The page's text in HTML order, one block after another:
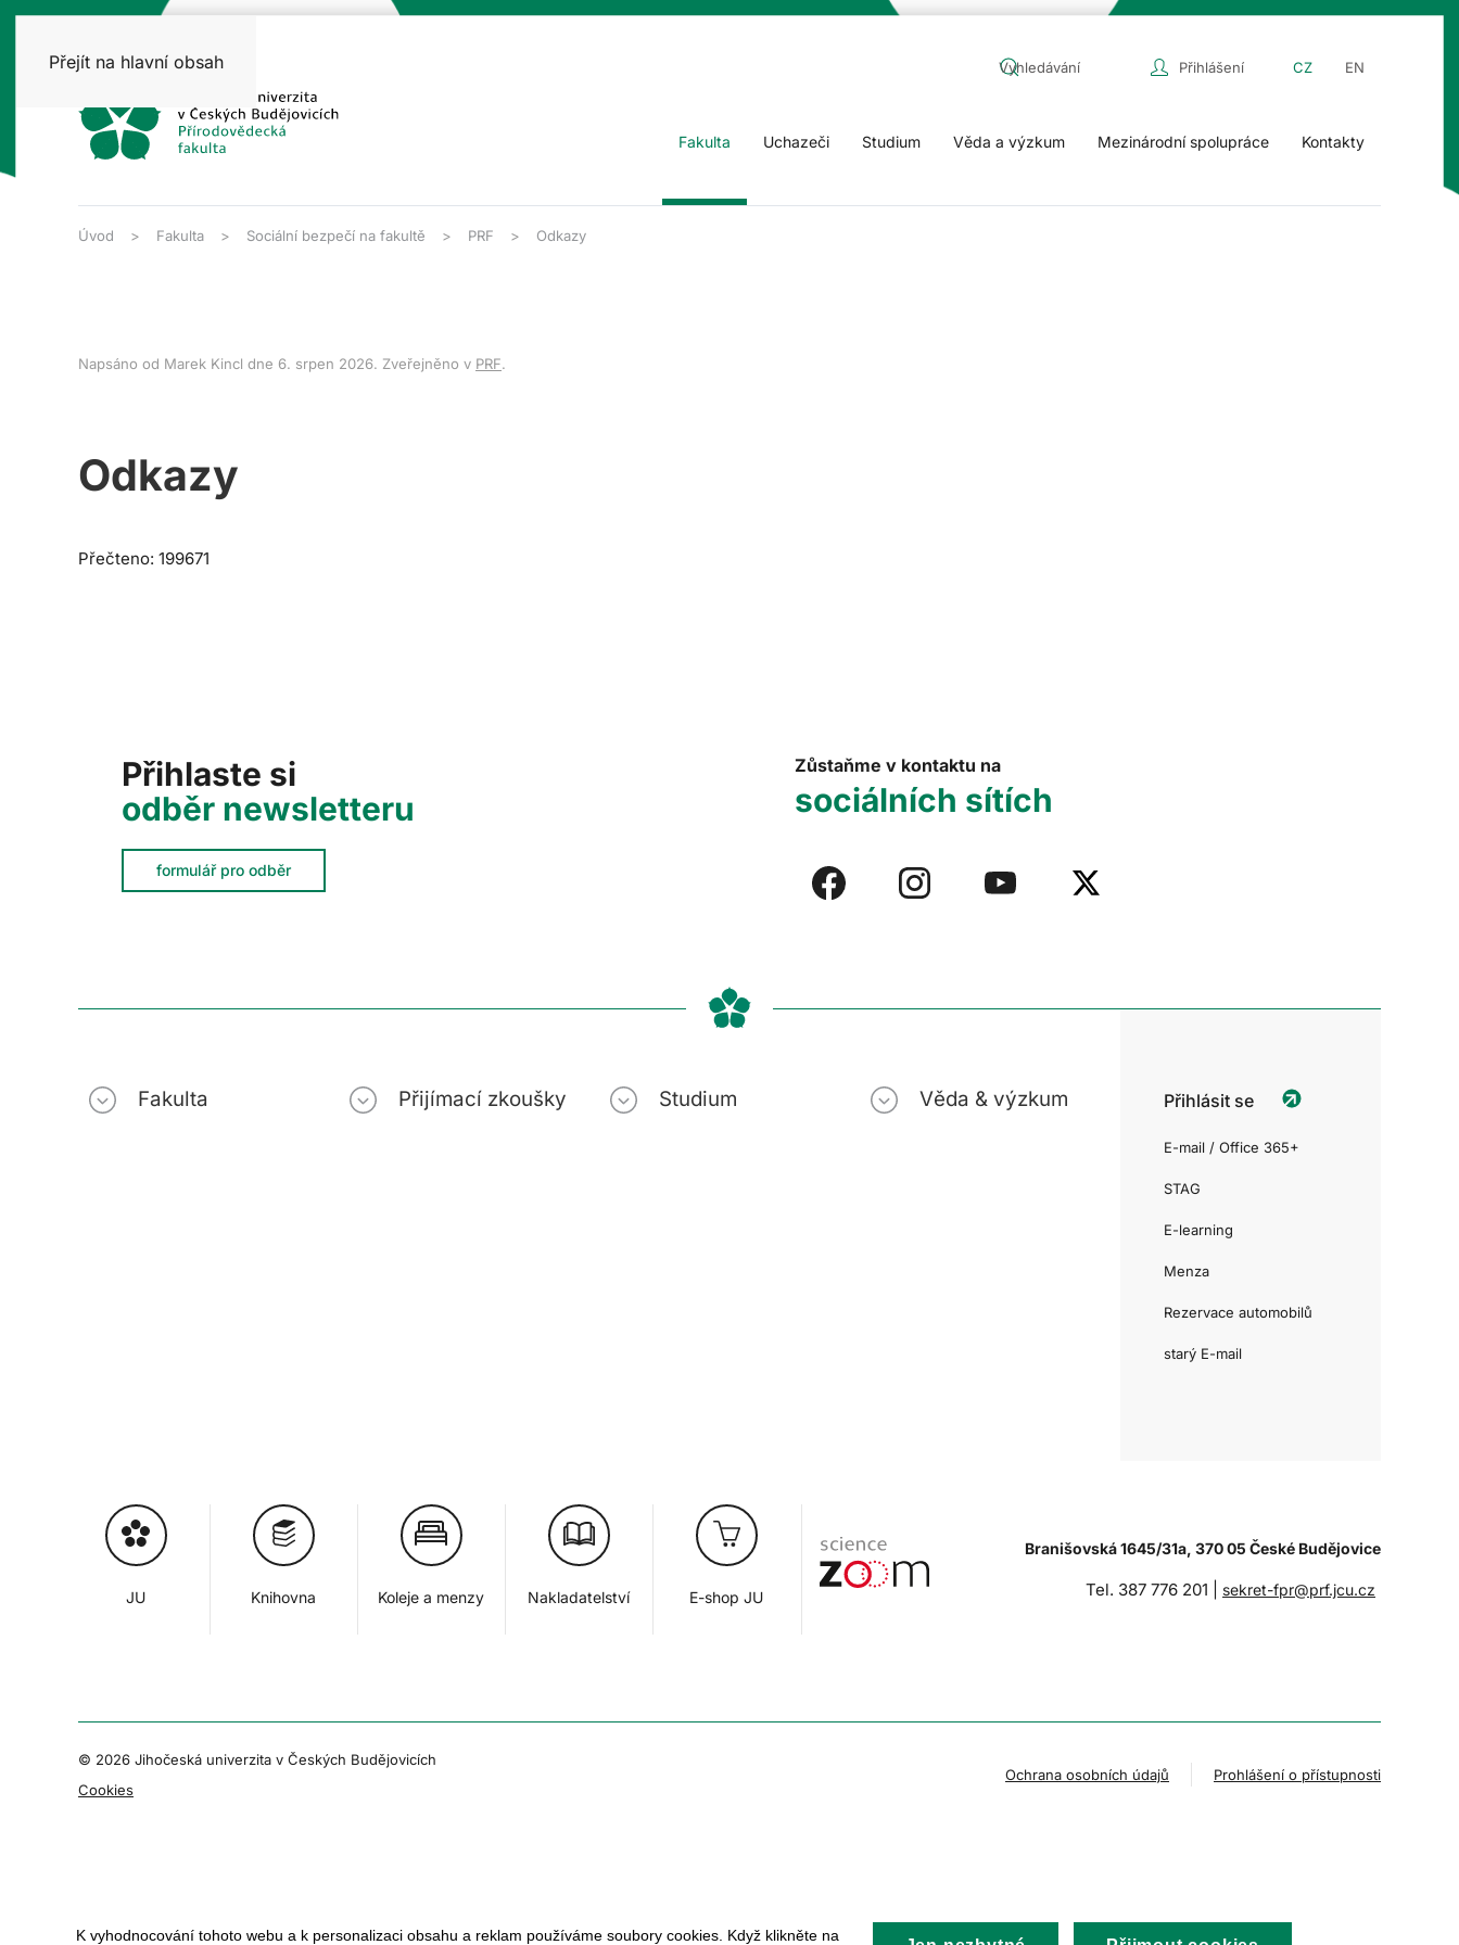
Přejít na hlavní obsah Přihlášení CZ EN
Fakulta Uchazeči Studium Věda a výzkum Mezinárodní spolupráce Kontakty
Úvod Fakulta Sociální bezpečí na fakultě PRF Odkazy
Napsáno od Marek Kincl dne 6. srpen 2026. Zveřejněno v PRF.
Odkazy
Přečteno: 199671
Přihlaste si
odběr newsletteru
formulář pro odběr
Zůstaňme v kontaktu na
sociálních sítích
Fakulta Přijímací zkoušky Studium Věda & výzkum Přihlásit se
E-mail / Office 365+
STAG
E-learning
Menza
Rezervace automobilů
starý E-mail
JU Knihovna Koleje a menzy Nakladatelství E-shop JU
Branišovská 1645/31a, 370 05 České Budějovice
Tel. 387 776 201 | sekret-fpr@prf.jcu.cz
© 2026 Jihočeská univerzita v Českých Budějovicích
Cookies
Ochrana osobních údajů Prohlášení o přístupnosti
K vyhodnocování tohoto webu a k personalizaci obsahu a reklam používáme soubory cookies. Když klikněte na